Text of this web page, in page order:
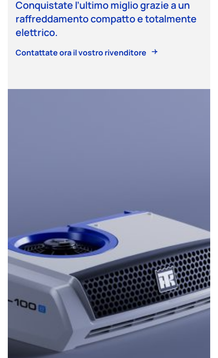
Conquistate l’ultimo miglio grazie a un
raffreddamento compatto e totalmente
elettrico.
Contattate ora il vostro rivenditore